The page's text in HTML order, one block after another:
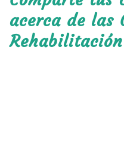
acerca de las